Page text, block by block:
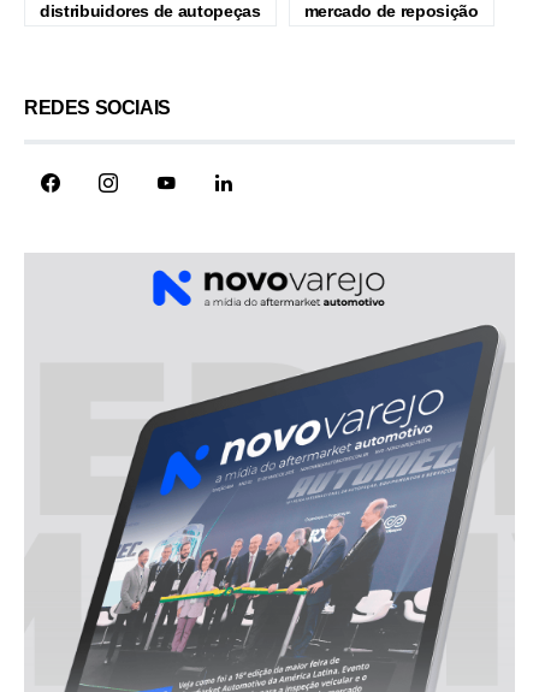
distribuidores de autopeças mercado de reposição
REDES SOCIAIS